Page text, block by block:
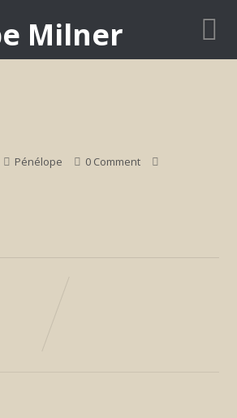
Milner
Pénélope 0 Comment